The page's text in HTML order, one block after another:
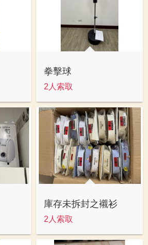
拳擊球
2人索取
庫存未拆封之襯衫
2人索取